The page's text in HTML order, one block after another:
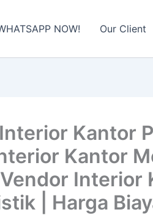
NOW! Our Client
Kantor
Kantor
Interior
| Harga